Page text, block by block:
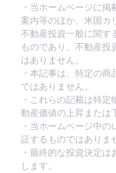
・当ホームページに
案内等のほか、米国カ
不動産投資一般に関す
ものであり、不動産
はありません。
・本記事は、特定の
ではありません。
・これらの記載は特
動産価値の上昇または
・当ホームページ中
証するものではありま
・最終的な投資決定
します。